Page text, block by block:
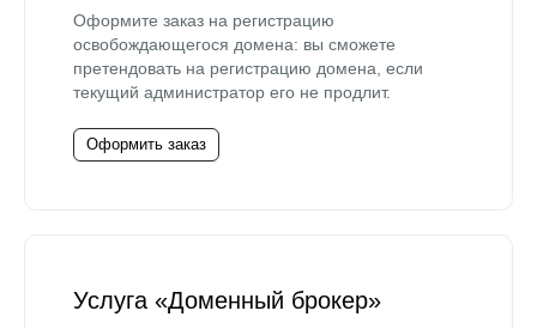
Оформите заказ на регистрацию
освобождающегося домена: вы сможете
претендовать на регистрацию домена, если
текущий администратор его не продлит.
Оформить заказ
Услуга «Доменный брокер»